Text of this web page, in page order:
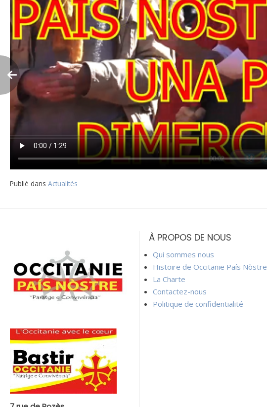
Publié dans Actualités
l’article
À PROPOS DE NOUS
Qui sommes nous
Histoire de Occitanie País Nòstre
La Charte
Contactez-nous
Politique de confidentialité